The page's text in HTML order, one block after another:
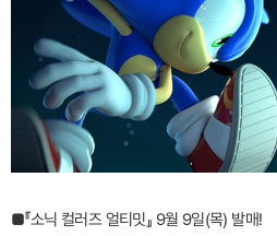
■『소닉 컬러즈 얼티밋』 9월 9일(목) 발매!